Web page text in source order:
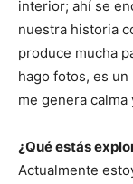
interior; ahí se
nuestra historia
produce mucha
hago fotos, es
me genera
¿Qué estás
Actualmente